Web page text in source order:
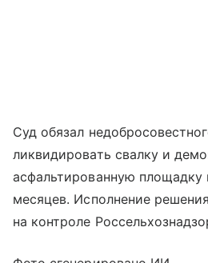
Суд обязал
ликвидировать свалку и
асфальтированную площадку
месяцев. Исполнение
на контроле